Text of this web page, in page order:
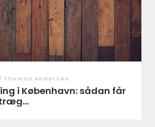
Thomas Andersen
i København: sådan får